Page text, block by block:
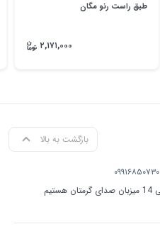
طبق راست رنو مگان
۲,۱۷۱,۰۰۰
بازگشت به بالا
۰۹۹۱۶۸۵۰۷۳۰